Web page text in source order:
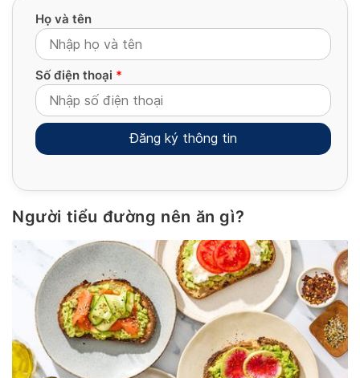
Họ và tên
Số điện thoại *
Alternative:
Người tiểu đường nên ăn gì?